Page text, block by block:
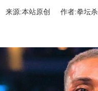
来源:本站原创 作者:拳